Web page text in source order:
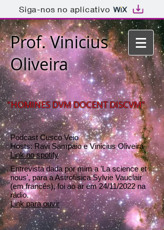
Siga-nos no aplicativo
Prof. Vinicius
Oliveira
"HOMINES DVM DOCENT DISCVM"
Podcast Cusco Veio
Hosts: Ravi Sampaio e Vinicius Oliveira
Link no spotify
Entrevista dada por mim a 'La science et
nous', para a Astrofísica Sylvie Vauclair
(em francês), foi ao ar em 24/11/2022 na
rádio.
Link para ouvir